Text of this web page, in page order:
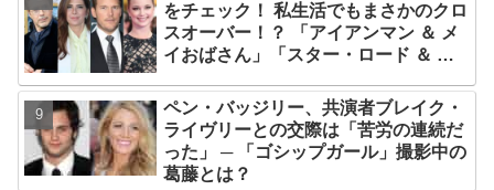
をチェック！ 私生活でもまさかのクロ
スオーバー！？ 「アイアンマン ＆ メ
イおばさん」「スター・ロード ＆ シ
た・・
ペン・バッジリー、共演者ブレイク・
ライヴリーとの交際は「苦労の連続だ
った」 ─ 「ゴシップガール」撮影中の
葛藤とは？